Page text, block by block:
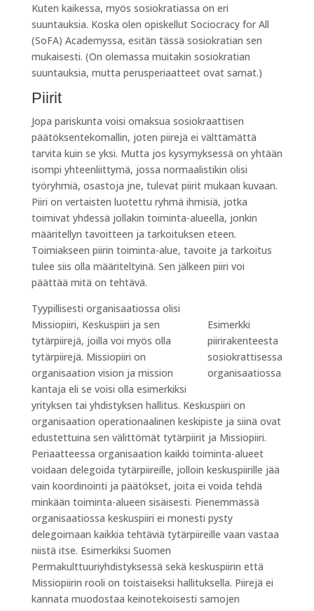
Kuten kaikessa, myös sosiokratiassa on eri
suuntauksia. Koska olen opiskellut Sociocracy for All
(SoFA) Academyssa, esitän tässä sosiokratian sen
mukaisesti. (On olemassa muitakin sosiokratian
suuntauksia, mutta perusperiaatteet ovat samat.)
Piirit
Jopa pariskunta voisi omaksua sosiokraattisen
päätöksentekomallin, joten piirejä ei välttämättä
tarvita kuin se yksi. Mutta jos kysymyksessä on yhtään
isompi yhteenliittymä, jossa normaalistikin olisi
työryhmiä, osastoja jne, tulevat piirit mukaan kuvaan.
Piiri on vertaisten luotettu ryhmä ihmisiä, jotka
toimivat yhdessä jollakin toiminta-alueella, jonkin
määritellyn tavoitteen ja tarkoituksen eteen.
Toimiakseen piirin toiminta-alue, tavoite ja tarkoitus
tulee siis olla määriteltyinä. Sen jälkeen piiri voi
päättää mitä on tehtävä.
Esimerkki
piirirakenteesta
sosiokrattisessa
organisaatiossa
Tyypillisesti organisaatiossa olisi
Missiopiiri, Keskuspiiri ja sen
tytärpiirejä, joilla voi myös olla
tytärpiirejä. Missiopiiri on
organisaation vision ja mission
kantaja eli se voisi olla esimerkiksi
yrityksen tai yhdistyksen hallitus. Keskuspiiri on
organisaation operationaalinen keskipiste ja siinä ovat
edustettuina sen välittömät tytärpiirit ja Missiopiiri.
Periaatteessa organisaation kaikki toiminta-alueet
voidaan delegoida tytärpiireille, jolloin keskuspiirille jää
vain koordinointi ja päätökset, joita ei voida tehdä
minkään toiminta-alueen sisäisesti. Pienemmässä
organisaatiossa keskuspiiri ei monesti pysty
delegoimaan kaikkia tehtäviä tytärpiireille vaan vastaa
niistä itse. Esimerkiksi Suomen
Permakulttuuriyhdistyksessä sekä keskuspiirin että
Missiopiirin rooli on toistaiseksi hallituksella. Piirejä ei
kannata muodostaa keinotekoisesti samojen